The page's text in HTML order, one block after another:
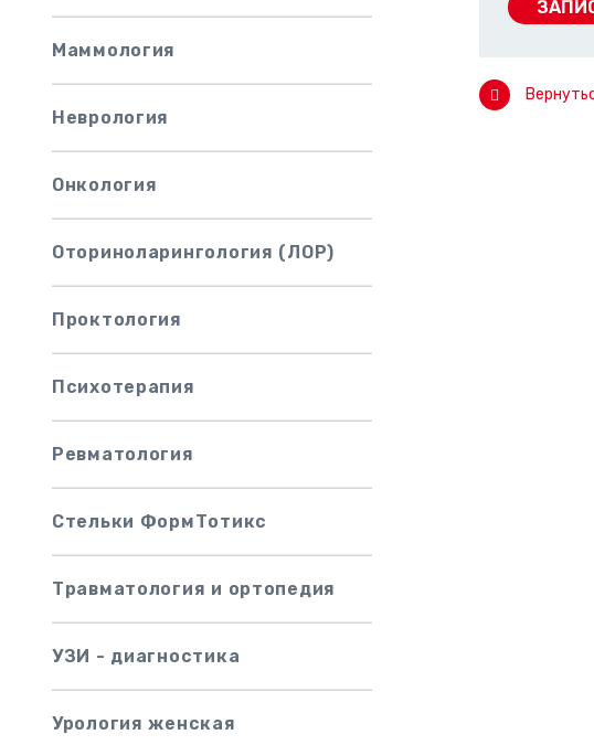
Маммология
Неврология
Онкология
Оториноларингология (ЛОР)
Проктология
Психотерапия
Ревматология
Стельки ФормТотикс
Травматология и ортопедия
УЗИ - диагностика
Урология женская